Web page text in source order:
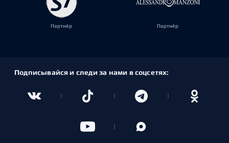
Партнёр Партнёр
Подписывайся и следи за нами в соцсетях: